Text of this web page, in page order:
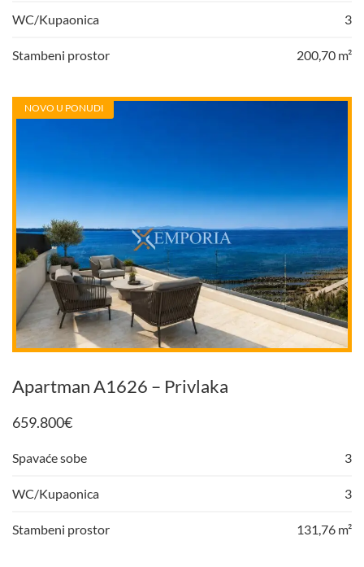
WC/Kupaonica 3
Stambeni prostor 200,70 m²
NOVO U PONUDI
Apartman A1626 – Privlaka
659.800€
Spavaće sobe 3
WC/Kupaonica 3
Stambeni prostor 131,76 m²